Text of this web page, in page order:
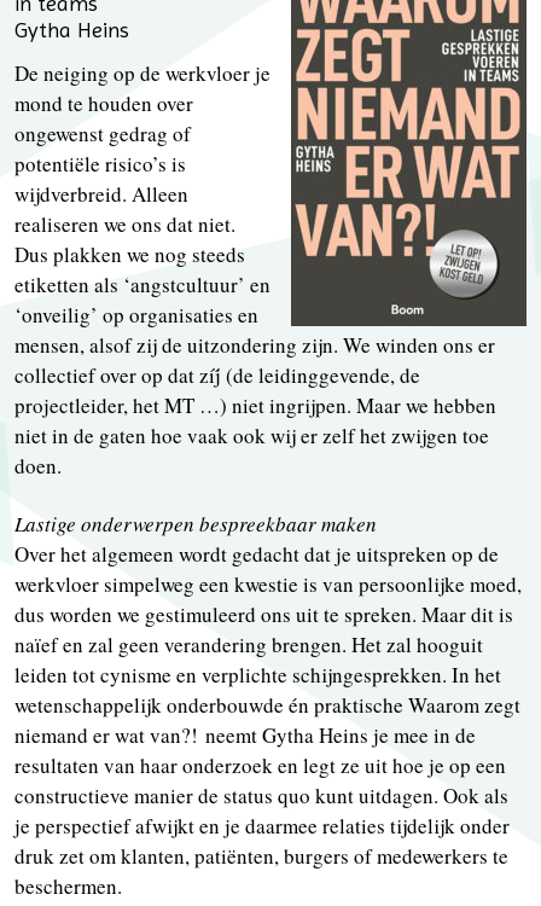
Gytha Heins
De neiging op de werkvloer je
mond te houden over
ongewenst gedrag of
potentiële risico’s is
wijdverbreid. Alleen
realiseren we ons dat niet.
Dus plakken we nog steeds
etiketten als ‘angstcultuur’ en
‘onveilig’ op organisaties en
mensen, alsof zij de uitzondering zijn. We winden ons er
collectief over op dat zíj́ (de leidinggevende, de
projectleider, het MT …) niet ingrijpen. Maar we hebben
niet in de gaten hoe vaak ook wij er zelf het zwijgen toe
doen.
Lastige onderwerpen bespreekbaar maken
Over het algemeen wordt gedacht dat je uitspreken op de
werkvloer simpelweg een kwestie is van persoonlijke moed,
dus worden we gestimuleerd ons uit te spreken. Maar dit is
naïef en zal geen verandering brengen. Het zal hooguit
leiden tot cynisme en verplichte schijngesprekken. In het
wetenschappelijk onderbouwde én praktische Waarom zegt
niemand er wat van?! neemt Gytha Heins je mee in de
resultaten van haar onderzoek en legt ze uit hoe je op een
constructieve manier de status quo kunt uitdagen. Ook als
je perspectief afwijkt en je daarmee relaties tijdelijk onder
druk zet om klanten, patiënten, burgers of medewerkers te
beschermen.